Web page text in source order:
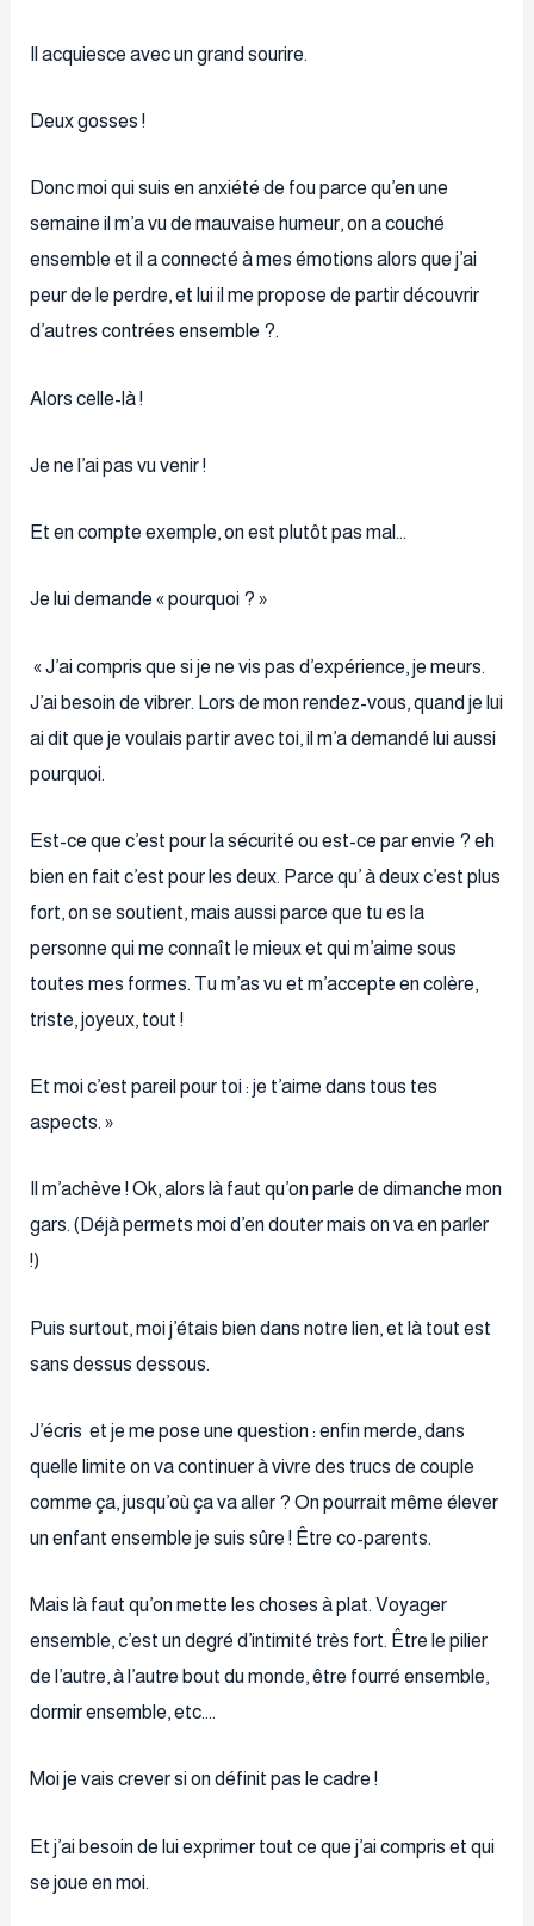
Il acquiesce avec un grand sourire.
Deux gosses !
Donc moi qui suis en anxiété de fou parce qu’en une
semaine il m’a vu de mauvaise humeur, on a couché
ensemble et il a connecté à mes émotions alors que j’ai
peur de le perdre, et lui il me propose de partir découvrir
d’autres contrées ensemble ?.
Alors celle-là !
Je ne l’ai pas vu venir !
Et en compte exemple, on est plutôt pas mal…
Je lui demande « pourquoi ? »
« J’ai compris que si je ne vis pas d’expérience, je meurs.
J’ai besoin de vibrer. Lors de mon rendez-vous, quand je lui
ai dit que je voulais partir avec toi, il m’a demandé lui aussi
pourquoi.
Est-ce que c’est pour la sécurité ou est-ce par envie ? eh
bien en fait c’est pour les deux. Parce qu’ à deux c’est plus
fort, on se soutient, mais aussi parce que tu es la
personne qui me connaît le mieux et qui m’aime sous
toutes mes formes. Tu m’as vu et m’accepte en colère,
triste, joyeux, tout !
Et moi c’est pareil pour toi : je t’aime dans tous tes
aspects. »
Il m’achève ! Ok, alors là faut qu’on parle de dimanche mon
gars. (Déjà permets moi d’en douter mais on va en parler
!)
Puis surtout, moi j’étais bien dans notre lien, et là tout est
sans dessus dessous.
J’écris et je me pose une question : enfin merde, dans
quelle limite on va continuer à vivre des trucs de couple
comme ça, jusqu’où ça va aller ? On pourrait même élever
un enfant ensemble je suis sûre ! Être co-parents.
Mais là faut qu’on mette les choses à plat. Voyager
ensemble, c’est un degré d’intimité très fort. Être le pilier
de l’autre, à l’autre bout du monde, être fourré ensemble,
dormir ensemble, etc.…
Moi je vais crever si on définit pas le cadre !
Et j’ai besoin de lui exprimer tout ce que j’ai compris et qui
se joue en moi.